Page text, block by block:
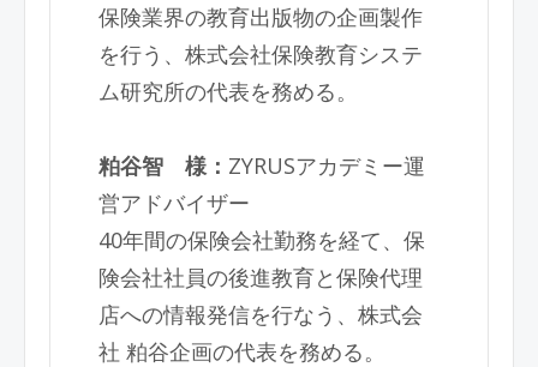
保険業界の教育出版物の企画製作
を行う、株式会社保険教育システ
ム研究所の代表を務める。
粕谷智 様： ZYRUSアカデミー運
営アドバイザー
40年間の保険会社勤務を経て、保
険会社社員の後進教育と保険代理
店への情報発信を行なう、株式会
社 粕谷企画の代表を務める。